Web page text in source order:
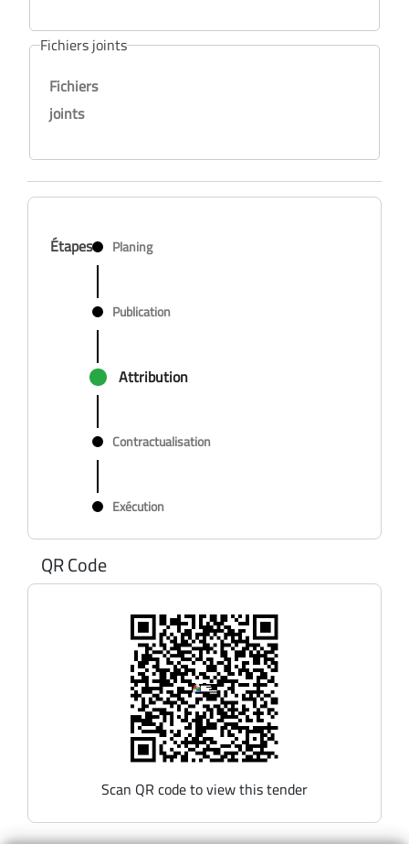
Fichiers joints
Fichiers
joints
Étapes Planing
Publication
Attribution
Contractualisation
Exécution
QR Code
Scan QR code to view this tender